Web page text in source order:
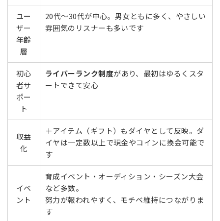
ユー
ザー
年齢
層
20代〜30代が中心。男女ともに多く、やさしい
雰囲気のリスナーも多いです
初心
者サ
ポー
ト
ライバーランク制度があり、最初はゆるくスタ
ートできて安心
収益
化
＋アイテム（ギフト）もダイヤとして反映。ダ
イヤは一定数以上で現金やコインに換金可能で
す
イベ
ント
育成イベント・オーディション・シーズン大会
など多数。
努力が報われやすく、モチベ維持につながりま
す